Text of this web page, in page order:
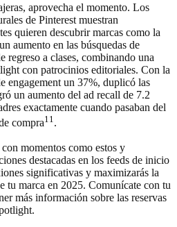
aprovecha el momento. Los
de Pinterest muestran
quieren descubrir marcas como la
aumento en las búsquedas de
regreso a clases, combinando una
con patrocinios editoriales. Con la
engagement un 37%, duplicó las
un aumento del ad recall de 7.2
exactamente cuando pasaban del
compra11 .
momentos como estos y
destacadas en los feeds de inicio
significativas y maximizarás la
tu marca en 2025. Comunícate con tu
más información sobre las reservas